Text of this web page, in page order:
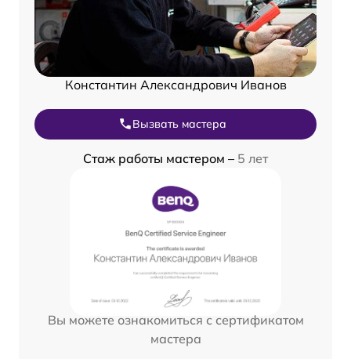
Константин Александрович Иванов
Вызвать мастера
Стаж работы мастером – 5 лет
Вы можете ознакомиться с сертификатом
мастера